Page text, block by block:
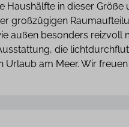
Haushälfte in dieser
großzügigen
außen besonders reizvoll
die
Urlaub am Meer. Wir